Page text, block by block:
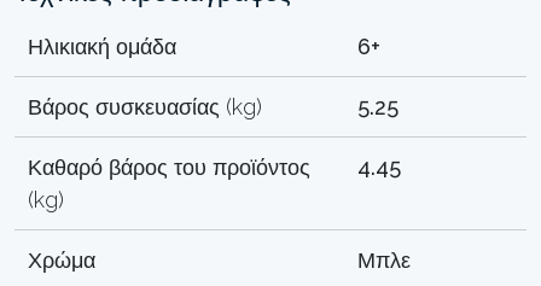
Ηλικιακή ομάδα 6+
Βάρος συσκευασίας (kg) 5.25
Καθαρό βάρος του προϊόντος
(kg)
4.45
Χρώμα Μπλε